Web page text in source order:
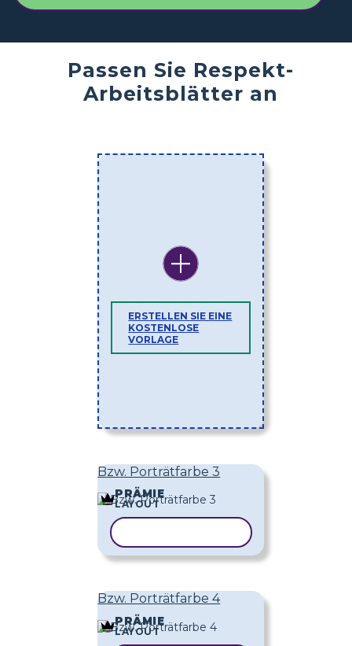
Passen Sie Respekt-
Arbeitsblätter an
ERSTELLEN SIE EINE
KOSTENLOSE
VORLAGE
Bzw. Porträtfarbe 3
PRÄMIE
LAYOUT
Bzw. Porträtfarbe 4
PRÄMIE
LAYOUT